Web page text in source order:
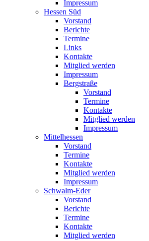
Impressum
Hessen Süd
Vorstand
Berichte
Termine
Links
Kontakte
Mitglied werden
Impressum
Bergstraße
Vorstand
Termine
Kontakte
Mitglied werden
Impressum
Mittelhessen
Vorstand
Termine
Kontakte
Mitglied werden
Impressum
Schwalm-Eder
Vorstand
Berichte
Termine
Kontakte
Mitglied werden